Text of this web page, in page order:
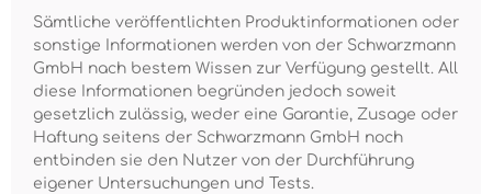
Sämtliche veröffentlichten Produktinformationen oder
sonstige Informationen werden von der Schwarzmann
GmbH nach bestem Wissen zur Verfügung gestellt. All
diese Informationen begründen jedoch soweit
gesetzlich zulässig, weder eine Garantie, Zusage oder
Haftung seitens der Schwarzmann GmbH noch
entbinden sie den Nutzer von der Durchführung
eigener Untersuchungen und Tests.